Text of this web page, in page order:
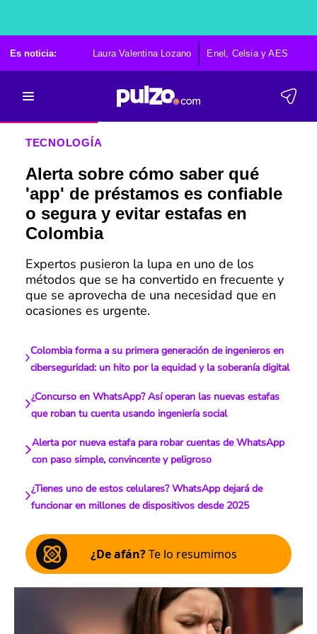
Es noticia: Laura Valentina Lozano Enel, Celsia y AES
TECNOLOGÍA
Alerta sobre cómo saber qué
'app' de préstamos es confiable
o segura y evitar estafas en
Colombia
Expertos pusieron la lupa en uno de los
métodos que se ha convertido en frecuente y
que se aprovecha de una necesidad que en
ocasiones es urgente.
Colombia forma a su primera generación de ingenieros en
ciberseguridad: un hito por la equidad y la soberanía digital
¿Concurso en WhatsApp? Así operan las nuevas estafas
que roban tu cuenta usando ingeniería social
Alerta por nueva estafa para robar cuentas de WhatsApp
con paso simple, convincente y peligroso
¿Tienes uno de estos celulares? WhatsApp dejará de
funcionar en millones de dispositivos desde 2025
¿De afán?Te lo resumimos